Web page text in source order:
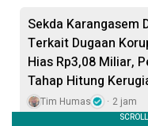
Sekda Karangasem
Terkait Dugaan
Hias Rp3,08 Miliar,
Tahap Hitung
Tim Humas 2 jam